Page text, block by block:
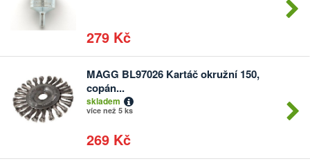
279 Kč
MAGG BL97026 Kartáč okružní 150,
copán...
skladem
více než 5 ks
269 Kč
Počet